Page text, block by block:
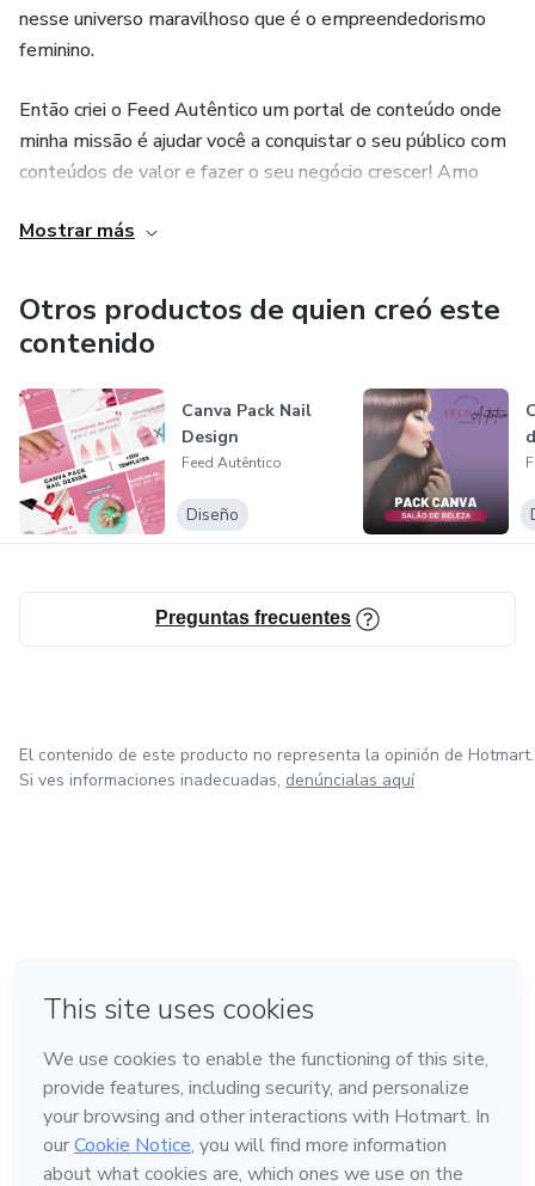
nesse universo maravilhoso que é o empreendedorismo
feminino.
Então criei o Feed Autêntico um portal de conteúdo onde
minha missão é ajudar você a conquistar o seu público com
conteúdos de valor e fazer o seu negócio crescer! Amo
foi ai que nasceu o Canva Pack Feed Autêntico, o canva é
conteúdo e com o nosso o nosso Pack é combo P E R F E I
T O ❤️!
Mostrar más
Otros productos de quien creó este
contenido
Canva Pack Nail
Design
Feed Autêntico
Diseño
Preguntas frecuentes
El contenido de este producto no representa la opinión de Hotmart.
Si ves informaciones inadecuadas, denúncialas aquí
Hecho con❤ en Belo Horizonte
Conoce Hotmart